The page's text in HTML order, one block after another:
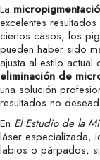
La
excelentes
ciertos casos, los
pueden haber sido
ajusta al estilo actual
eliminación de
una solución
resultados no
En El Estudio de la
láser especializada,
labios o párpados,